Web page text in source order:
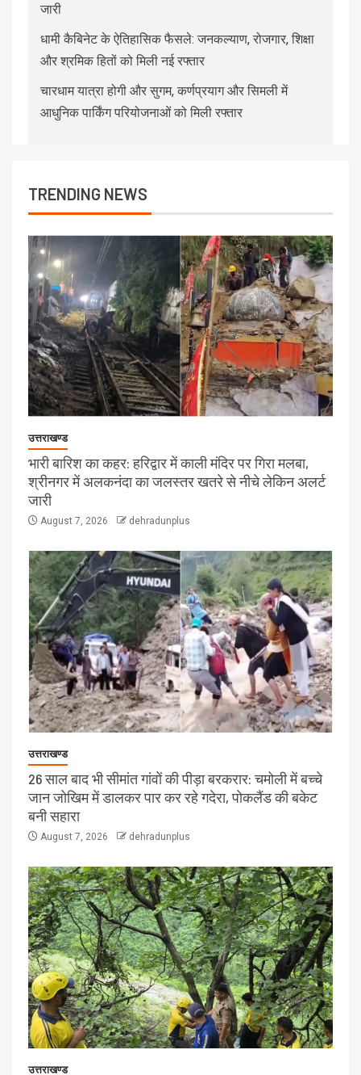
जारी
धामी कैबिनेट के ऐतिहासिक फैसले: जनकल्याण, रोजगार, शिक्षा
और श्रमिक हितों को मिली नई रफ्तार
चारधाम यात्रा होगी और सुगम, कर्णप्रयाग और सिमली में
आधुनिक पार्किंग परियोजनाओं को मिली रफ्तार
TRENDING NEWS
उत्तराखण्ड
भारी बारिश का कहर: हरिद्वार में काली मंदिर पर गिरा मलबा,
श्रीनगर में अलकनंदा का जलस्तर खतरे से नीचे लेकिन अलर्ट
जारी
August 7, 2026 dehradunplus
उत्तराखण्ड
26 साल बाद भी सीमांत गांवों की पीड़ा बरकरार: चमोली में बच्चे
जान जोखिम में डालकर पार कर रहे गदेरा, पोकलैंड की बकेट
बनी सहारा
August 7, 2026 dehradunplus
उत्तराखण्ड